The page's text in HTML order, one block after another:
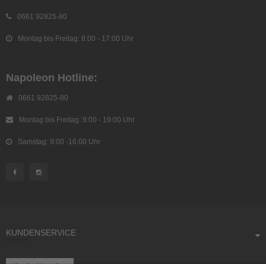
0661 92825-80
Montag bis Freitag: 8:00 - 17:00 Uhr
Napoleon Hotline:
0661 92825-80
Montag bis Freitag: 9:00 - 19:00 Uhr
Samstag: 9:00 -16:00 Uhr
KUNDENSERVICE